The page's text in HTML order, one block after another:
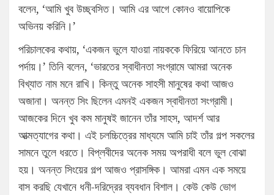
বলেন, ‘আমি খুব উচ্ছ্বসিত। আমি এর আগে কোনও বায়োপিকে
অভিনয় করিনি।’
পরিচালকের কথায়, ‘একজন ভুলে যাওয়া নায়ককে ফিরিয়ে আনতে চান
পর্দায়।’ তিনি বলেন, ‘ভারতের স্বাধীনতা সংগ্রামে আমরা অনেক
বিখ্যাত নাম মনে রাখি। কিন্তু অনেক সাহসী মানুষের কথা আজও
অজানা। অনন্ত সিং ছিলেন এমনই একজন স্বাধীনতা সংগ্রামী।
আজকের দিনে খুব কম মানুষই জানেন তাঁর সাহস, আদর্শ আর
আত্মত্যাগের কথা। এই চলচ্চিত্রের মাধ্যমে আমি চাই তাঁর গল্প সকলের
সামনে তুলে ধরতে। বিপ্লবীদের অনেক সময় অপরাধী বলে ভুল বোঝা
হয়। অনন্ত সিংয়ের গল্প আজও প্রাসঙ্গিক। আমরা এমন এক সময়ে
বাস করছি যেখানে ধনী-দরিদ্রের ব্যবধান বিশাল। কেউ কেউ ভোগ